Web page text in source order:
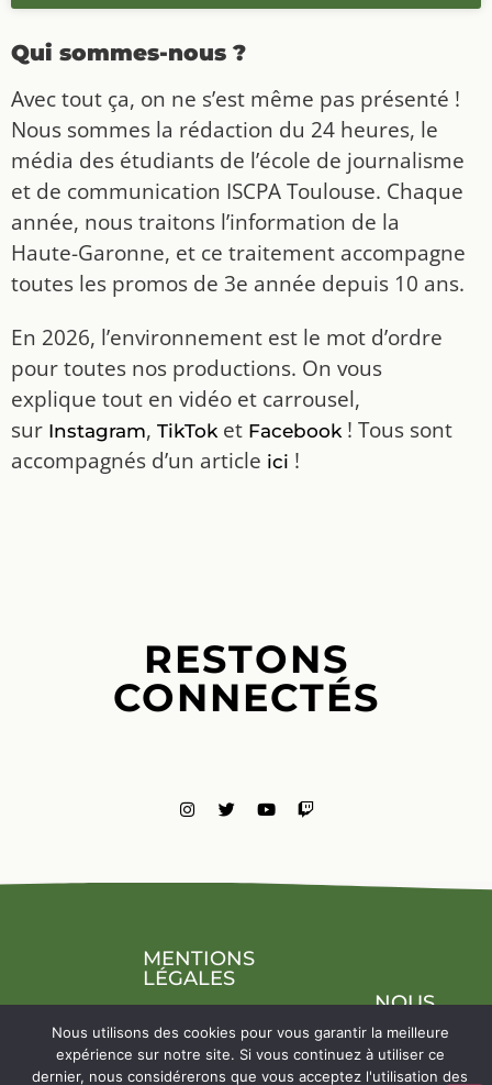
Qui sommes-nous ?
Avec tout ça, on ne s’est même pas présenté !
Nous sommes la rédaction du 24 heures, le
média des étudiants de l’école de journalisme
et de communication ISCPA Toulouse. Chaque
année, nous traitons l’information de la
Haute-Garonne, et ce traitement accompagne
toutes les promos de 3e année depuis 10 ans.
En 2026, l’environnement est le mot d’ordre
pour toutes nos productions. On vous
explique tout en vidéo et carrousel,
sur Instagram, TikToket Facebook! Tous sont
accompagnés d’un article ici !
RESTONS
CONNECTÉS
MENTIONS
LÉGALES
NOUS
Nous utilisons des cookies pour vous garantir la meilleure
expérience sur notre site. Si vous continuez à utiliser ce
dernier, nous considérerons que vous acceptez l'utilisation des